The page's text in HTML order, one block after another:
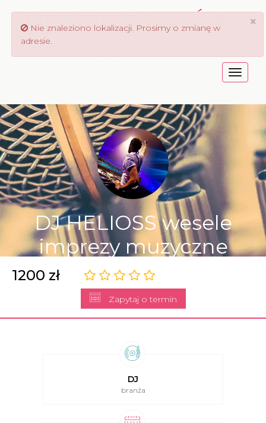
Menu
DJ HELIOSS wesele
imprezy muzyczne
1200 zł
Zapytaj o termin
DJ
branża
×
adresie.